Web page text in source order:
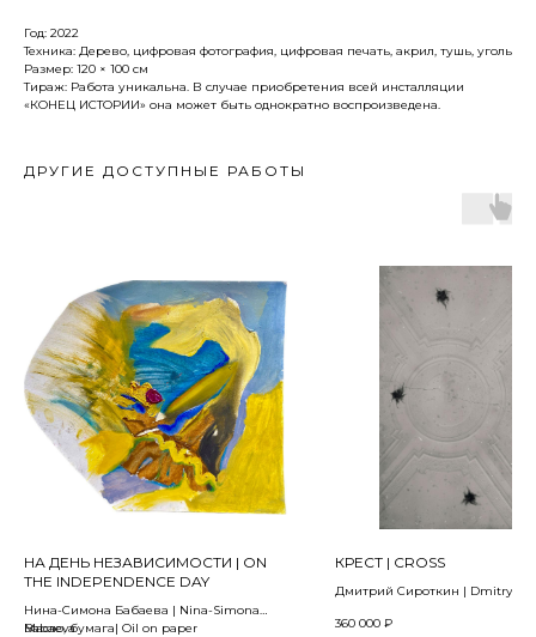
Год: 2022
Техника: Дерево, цифровая фотография, цифровая печать, акрил, тушь, уголь
Размер: 120 × 100 см
Тираж: Работа уникальна. В случае приобретения всей инсталляции
«КОНЕЦ ИСТОРИИ» она может быть однократно воспроизведена.
ДРУГИЕ ДОСТУПНЫЕ РАБОТЫ
НА ДЕНЬ НЕЗАВИСИМОСТИ | ON
THE INDEPENDENCE DAY
Нина-Симона Бабаева | Nina-Simona
Babaeva
Масло, бумага| Oil on paper
КРЕСТ | CROSS
Дмитрий Сироткин | Dmitry
project «ULTIMUM ASTRUM»
360 000 ₽